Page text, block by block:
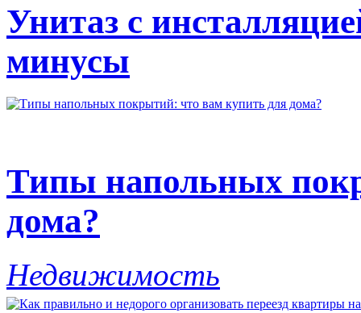
Унитаз с
минусы
Типы напольных
дома?
Недвижимость